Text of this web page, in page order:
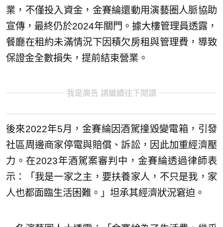
業，不僅投入資金，金賽綸還動用演藝圈人脈協助
宣傳，最終仍於2024年關門。據大樓管理員透露，
餐廳在租約未滿情況下因積欠房租與管理費，導致
保證金全數損失，提前結束營業。
我是廣告 請繼續往下閱讀
後來2022年5月，金賽綸因酒駕撞毀變電箱，引發
社區周邊商家停電與賠償、訴訟，因此加重經濟壓
力。在2023年酒駕案審判中，金賽綸透過律師表
示：「我是一家之主，要扶養家人，不只是我，家
人也都面臨生活困難。」坦承其經濟狀況窘迫。